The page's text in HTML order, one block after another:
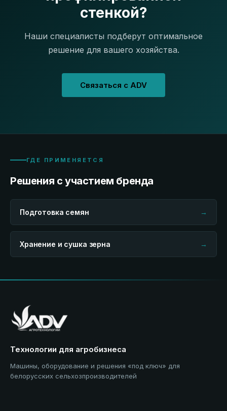
стенкой?
Наши специалисты подберут оптимальное
решение для вашего хозяйства.
Связаться с ADV
ГДЕ ПРИМЕНЯЕТСЯ
Решения с участием бренда
Подготовка семян →
Хранение и сушка зерна →
Технологии для агробизнеса
Машины, оборудование и решения «под ключ» для
белорусских сельхозпроизводителей